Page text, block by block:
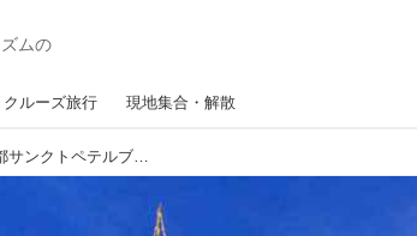
クルーズ旅行 現地集合・解散
【ロイヤル・グランステージ海外】 水の都サンクトペテルブルクの美景と名門ホテルを優雅に楽しむ